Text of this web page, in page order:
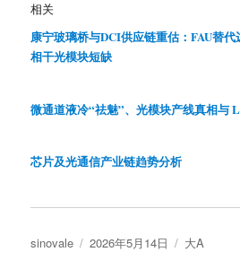
相关
康宁玻璃桥与DCI供应链重估：FAU替
相干光模块短缺
微通道液冷“祛魅”、光模块产线真相与
芯片及光通信产业链趋势分析
作
sinovale
发
2026年5月14日
分
大A